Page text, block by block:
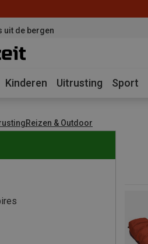
uit de bergen
Kinderen Uitrusting Sport
Reizen & Outdoor